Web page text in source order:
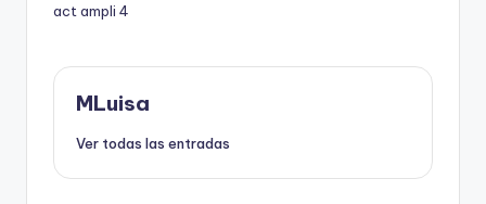
act ampli 4
MLuisa
Ver todas las entradas